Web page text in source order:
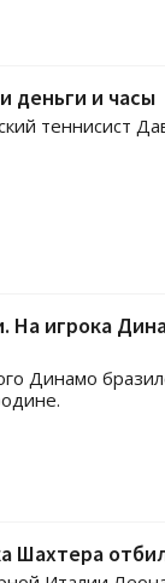
деньги и часы
теннисист
На игрока
Динамо
Шахтера